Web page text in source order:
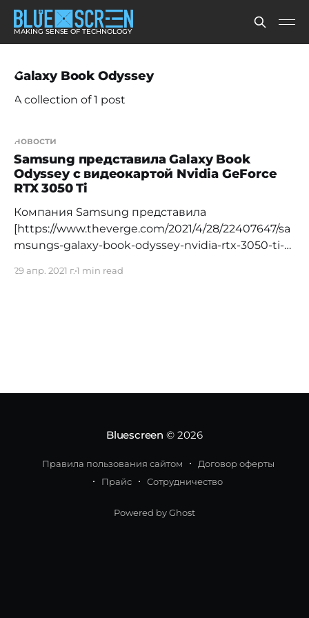
MAKING SENSE OF TECHNOLOGY
Galaxy Book Odyssey
A collection of 1 post
новости
Samsung представила Galaxy Book
Odyssey с видеокартой Nvidia GeForce
RTX 3050 Ti
Компания Samsung представила
[https://www.theverge.com/2021/4/28/22407647/sa
msungs-galaxy-book-odyssey-nvidia-rtx-3050-ti-
Еще за несколько дней до презентации они
29 апр. 2021 г.1 min read
Bluescreen © 2026
Правила пользования сайтом
Договор оферты
Прайс
Сотрудничество
Powered by Ghost